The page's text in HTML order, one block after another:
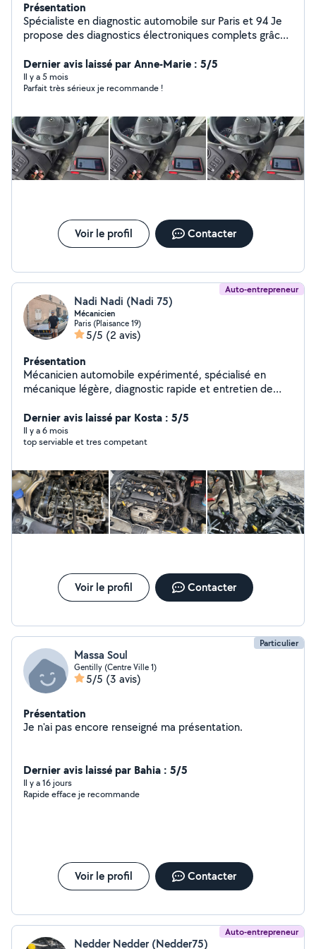
Présentation
Spécialiste en diagnostic automobile sur Paris et 94 Je
propose des diagnostics électroniques complets grâce
effacement des défauts, vérification de tous les
systèmes (moteur, ABS, airbag, etc.), avec rapport PDF
clair et détaillé remis à chaque client. Services
contrôle complet. Intervention à domicile ou sur rendez-
vous, 7j/7. Sérieux, réactif et économique une
alternative fiable aux garages traditionnels. Numéro :
zéro sept 88 82 99 41
Dernier avis laissé par Anne-Marie : 5/5
Il y a 5 mois
Parfait très sérieux je recommande !
Voir le profil Contacter
Auto-entrepreneur
Nadi Nadi (Nadi 75)
Mécanicien
Paris (Plaisance 19)
5/5 (2 avis)
Présentation
Mécanicien automobile expérimenté, spécialisé en
mécanique légère, diagnostic rapide et entretien de
en Île-de-France, offrant un service fiable, transparent
et adapté aux besoins de chaque client. Compétences
en scooters électriques et maintenance technique.
Disponible pour rendez-vous rapides et devis clairs
Dernier avis laissé par Kosta : 5/5
Il y a 6 mois
top serviable et tres competant
Voir le profil Contacter
Particulier
Massa Soul
Gentilly (Centre Ville 1)
5/5 (3 avis)
Présentation
Je n'ai pas encore renseigné ma présentation.
Dernier avis laissé par Bahia : 5/5
Il y a 16 jours
Rapide efface je recommande
Voir le profil Contacter
Auto-entrepreneur
Nedder Nedder (Nedder75)